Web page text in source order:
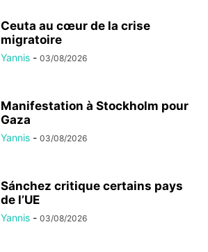
Ceuta au cœur de la crise
migratoire
Yannis - 03/08/2026
Manifestation à Stockholm pour
Gaza
Yannis - 03/08/2026
Sánchez critique certains pays
de l’UE
Yannis - 03/08/2026